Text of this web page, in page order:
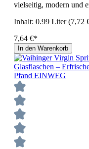
vielseitig, modern und
Inhalt: 0.99 Liter(7,72
7,64 €*
In den Warenkorb